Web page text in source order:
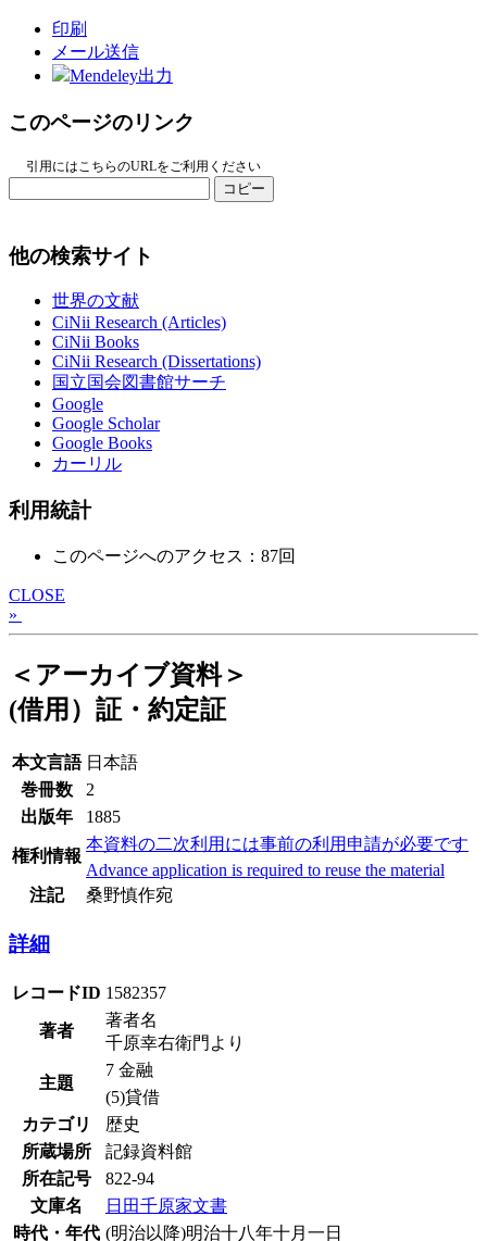
印刷
メール送信
Mendeley出力
このページのリンク
引用にはこちらのURLをご利用ください
コピー
他の検索サイト
世界の文献
CiNii Research (Articles)
CiNii Books
CiNii Research (Dissertations)
国立国会図書館サーチ
Google
Google Scholar
Google Books
カーリル
利用統計
このページへのアクセス：87回
CLOSE
»
＜アーカイブ資料＞
(借用）証・約定証
本文言語 日本語
巻冊数
2
出版年
1885
権利情報
本資料の二次利用には事前の利用申請が必要です
Advance application is required to reuse the material
注記
桑野慎作宛
詳細
レコードID 1582357
著者
著者名
千原幸右衛門より
主題
7 金融
(5)貸借
カテゴリ
歴史
所蔵場所
記録資料館
所在記号
822-94
文庫名
日田千原家文書
時代・年代 (明治以降)明治十八年十月一日